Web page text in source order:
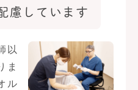
慮しています
以
ま
ル